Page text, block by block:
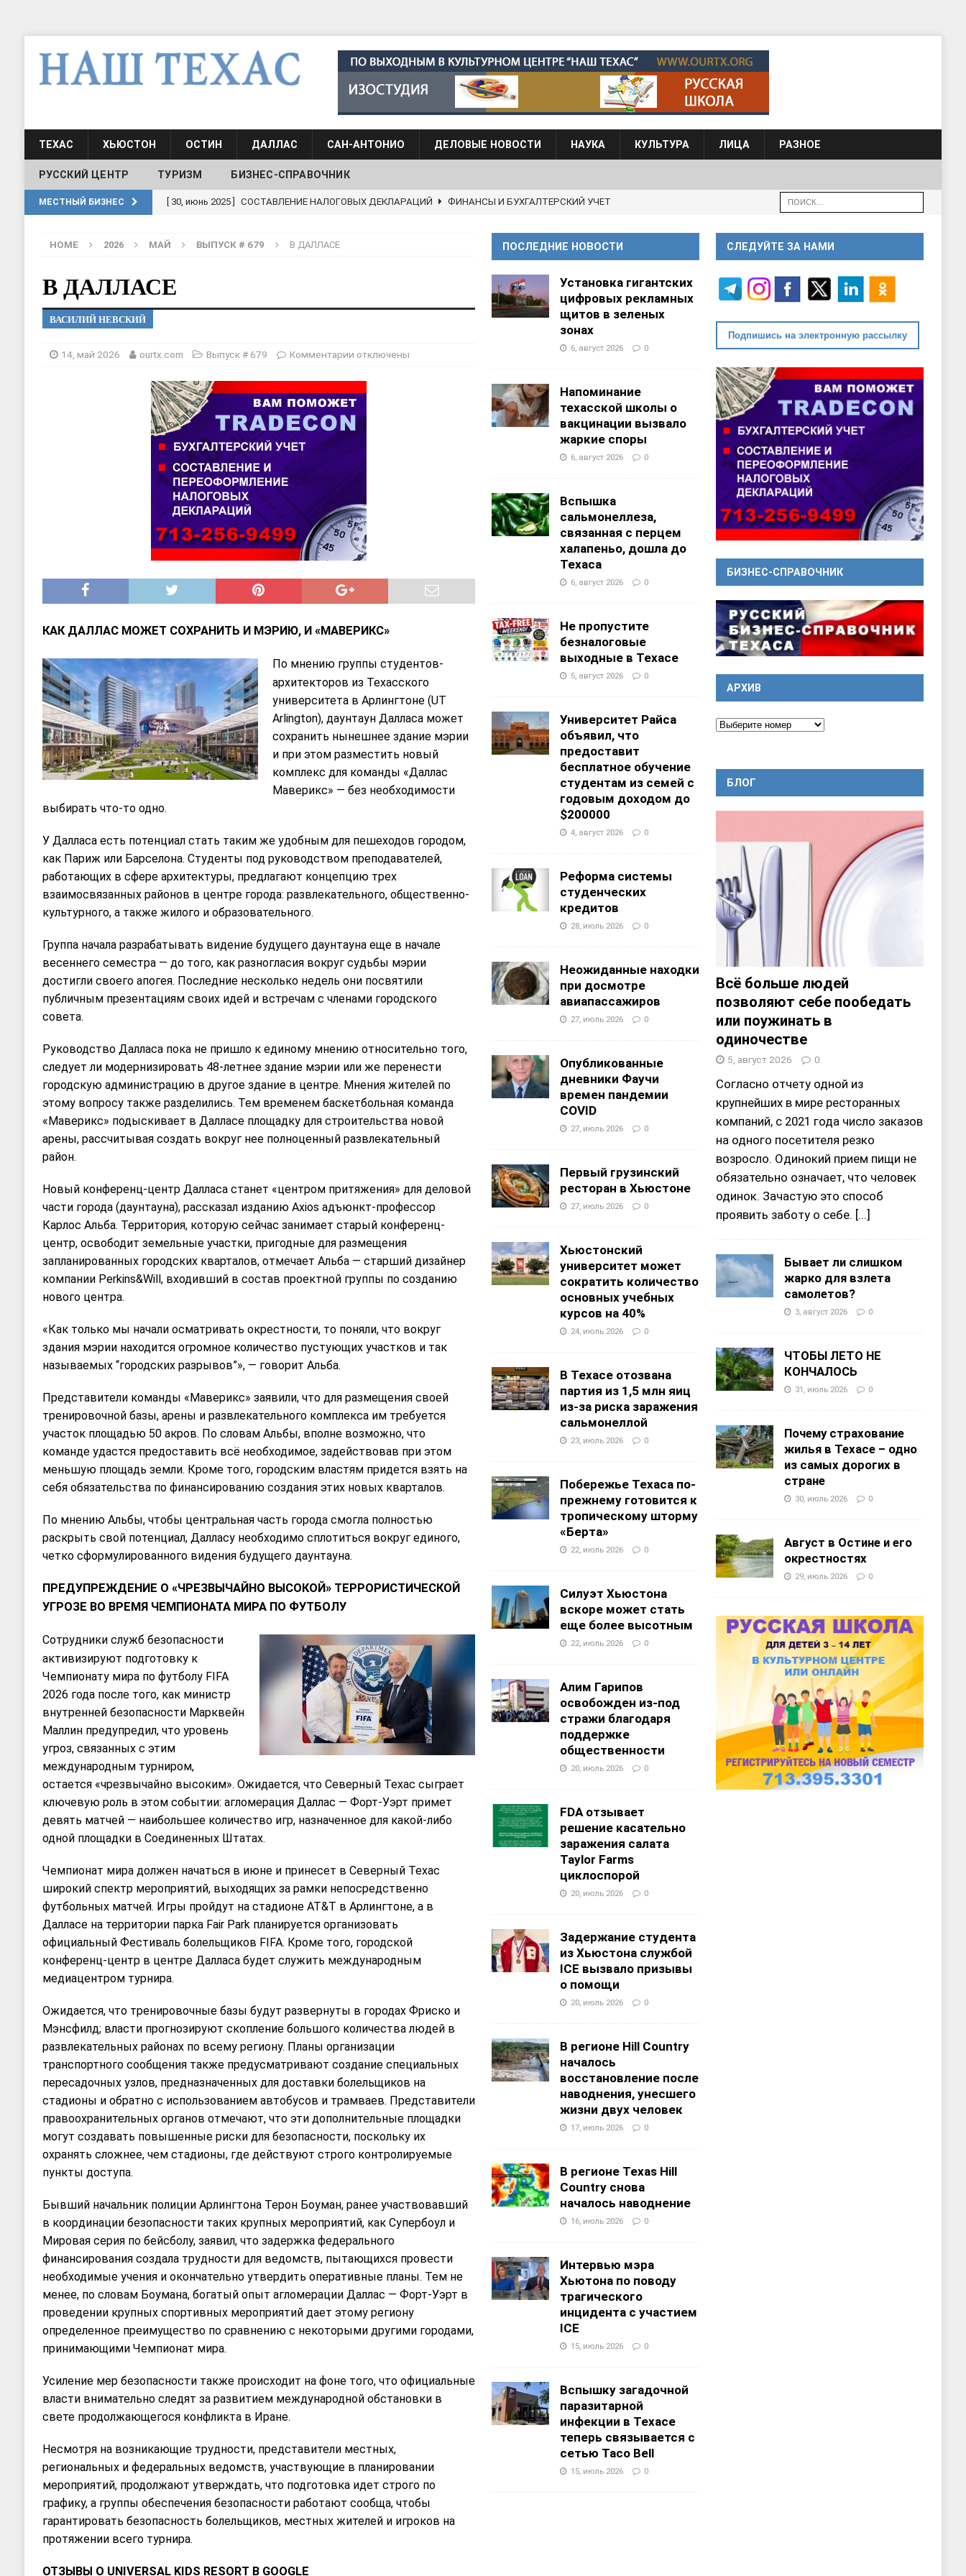
ТЕХАС ХЬЮСТОН ОСТИН ДАЛЛАС САН-АНТОНИО ДЕЛОВЫЕ НОВОСТИ НАУКА КУЛЬТУРА ЛИЦА РАЗНОЕ
РУССКИЙ ЦЕНТР ТУРИЗМ БИЗНЕС-СПРАВОЧНИК
МЕСТНЫЙ БИЗНЕС [ 19, июль 2017 ] Классы русского языка для взрослых при Культурном центре “Наш Техас”
[ 19, июль 2017 ] Школа русского языка при культурном центре “Наш Техас” ШКОЛЫ И
[ 30, июнь 2025 ] ФИНАНСЫ И БУХГАЛТЕРСКИЙ УЧЕТ
HOME 2026 МАЙ ВЫПУСК # 679 В ДАЛЛАСЕ
В ДАЛЛАСЕ
ВАСИЛИЙ НЕВСКИЙ
14, май 2026 ourtx.com Выпуск # 679 Комментарии отключены
КАК ДАЛЛАС МОЖЕТ СОХРАНИТЬ И МЭРИЮ, И «МАВЕРИКС»
По мнению группы студентов-
архитекторов из Техасского
университета в Арлингтоне (UT
Arlington), даунтаун Далласа может
сохранить нынешнее здание мэрии
и при этом разместить новый
комплекс для команды «Даллас
Маверикс» — без необходимости
выбирать что-то одно.
У Далласа есть потенциал стать таким же удобным для пешеходов городом,
как Париж или Барселона. Студенты под руководством преподавателей,
работающих в сфере архитектуры, предлагают концепцию трех
взаимосвязанных районов в центре города: развлекательного, общественно-
культурного, а также жилого и образовательного.
Группа начала разрабатывать видение будущего даунтауна еще в начале
весеннего семестра — до того, как разногласия вокруг судьбы мэрии
достигли своего апогея. Последние несколько недель они посвятили
публичным презентациям своих идей и встречам с членами городского
совета.
Руководство Далласа пока не пришло к единому мнению относительно того,
следует ли модернизировать 48-летнее здание мэрии или же перенести
городскую администрацию в другое здание в центре. Мнения жителей по
этому вопросу также разделились. Тем временем баскетбольная команда
«Маверикс» подыскивает в Далласе площадку для строительства новой
арены, рассчитывая создать вокруг нее полноценный развлекательный
район.
Новый конференц-центр Далласа станет «центром притяжения» для деловой
части города (даунтауна), рассказал изданию Axios адъюнкт-профессор
Карлос Альба. Территория, которую сейчас занимает старый конференц-
центр, освободит земельные участки, пригодные для размещения
запланированных городских кварталов, отмечает Альба — старший дизайнер
компании Perkins&Will, входивший в состав проектной группы по созданию
нового центра.
«Как только мы начали осматривать окрестности, то поняли, что вокруг
здания мэрии находится огромное количество пустующих участков и так
называемых “городских разрывов”», — говорит Альба.
Представители команды «Маверикс» заявили, что для размещения своей
тренировочной базы, арены и развлекательного комплекса им требуется
участок площадью 50 акров. По словам Альбы, вполне возможно, что
команде удастся предоставить всё необходимое, задействовав при этом
меньшую площадь земли. Кроме того, городским властям придется взять на
себя обязательства по финансированию создания этих новых кварталов.
По мнению Альбы, чтобы центральная часть города смогла полностью
раскрыть свой потенциал, Далласу необходимо сплотиться вокруг единого,
четко сформулированного видения будущего даунтауна.
ПРЕДУПРЕЖДЕНИЕ О «ЧРЕЗВЫЧАЙНО ВЫСОКОЙ» ТЕРРОРИСТИЧЕСКОЙ
УГРОЗЕ ВО ВРЕМЯ ЧЕМПИОНАТА МИРА ПО ФУТБОЛУ
Сотрудники служб безопасности
активизируют подготовку к
Чемпионату мира по футболу FIFA
2026 года после того, как министр
внутренней безопасности Марквейн
Маллин предупредил, что уровень
угроз, связанных с этим
международным турниром,
остается «чрезвычайно высоким». Ожидается, что Северный Техас сыграет
ключевую роль в этом событии: агломерация Даллас — Форт-Уэрт примет
девять матчей — наибольшее количество игр, назначенное для какой-либо
одной площадки в Соединенных Штатах.
Чемпионат мира должен начаться в июне и принесет в Северный Техас
широкий спектр мероприятий, выходящих за рамки непосредственно
футбольных матчей. Игры пройдут на стадионе AT&T в Арлингтоне, а в
Далласе на территории парка Fair Park планируется организовать
официальный Фестиваль болельщиков FIFA. Кроме того, городской
конференц-центр в центре Далласа будет служить международным
медиацентром турнира.
Ожидается, что тренировочные базы будут развернуты в городах Фриско и
Мэнсфилд; власти прогнозируют скопление большого количества людей в
развлекательных районах по всему региону. Планы организации
транспортного сообщения также предусматривают создание специальных
пересадочных узлов, предназначенных для доставки болельщиков на
стадионы и обратно с использованием автобусов и трамваев. Представители
правоохранительных органов отмечают, что эти дополнительные площадки
могут создавать повышенные риски для безопасности, поскольку их
охранять сложнее, чем стадионы, где действуют строго контролируемые
пункты доступа.
Бывший начальник полиции Арлингтона Терон Боуман, ранее участвовавший
в координации безопасности таких крупных мероприятий, как Супербоул и
Мировая серия по бейсболу, заявил, что задержка федерального
финансирования создала трудности для ведомств, пытающихся провести
необходимые учения и окончательно утвердить оперативные планы. Тем не
менее, по словам Боумана, богатый опыт агломерации Даллас — Форт-Уэрт в
проведении крупных спортивных мероприятий дает этому региону
определенное преимущество по сравнению с некоторыми другими городами,
принимающими Чемпионат мира.
Усиление мер безопасности также происходит на фоне того, что официальные
власти внимательно следят за развитием международной обстановки в
свете продолжающегося конфликта в Иране.
Несмотря на возникающие трудности, представители местных,
региональных и федеральных ведомств, участвующие в планировании
мероприятий, продолжают утверждать, что подготовка идет строго по
графику, а группы обеспечения безопасности работают сообща, чтобы
гарантировать безопасность болельщиков, местных жителей и игроков на
протяжении всего турнира.
ОТЗЫВЫ О UNIVERSAL KIDS RESORT В GOOGLE
ПОСЛЕДНИЕ НОВОСТИ
Установка гигантских
цифровых рекламных
щитов в зеленых
зонах
6, август 2026 0
Напоминание
техасской школы о
вакцинации вызвало
жаркие споры
6, август 2026 0
Вспышка
сальмонеллеза,
связанная с перцем
халапеньо, дошла до
Техаса
6, август 2026 0
Не пропустите
безналоговые
выходные в Техасе
5, август 2026 0
Университет Райса
объявил, что
предоставит
бесплатное обучение
студентам из семей с
годовым доходом до
$200000
4, август 2026 0
Реформа системы
студенческих
кредитов
28, июль 2026 0
Неожиданные находки
при досмотре
авиапассажиров
27, июль 2026 0
Опубликованные
дневники Фаучи
времен пандемии
COVID
27, июль 2026 0
Первый грузинский
ресторан в Хьюстоне
27, июль 2026 0
Хьюстонский
университет может
сократить количество
основных учебных
курсов на 40%
24, июль 2026 0
В Техасе отозвана
партия из 1,5 млн яиц
из-за риска заражения
сальмонеллой
23, июль 2026 0
Побережье Техаса по-
прежнему готовится к
тропическому шторму
«Берта»
22, июль 2026 0
Силуэт Хьюстона
вскоре может стать
еще более высотным
22, июль 2026 0
Алим Гарипов
освобожден из-под
стражи благодаря
поддержке
общественности
20, июль 2026 0
FDA отзывает
решение касательно
заражения салата
Taylor Farms
циклоспорой
20, июль 2026 0
Задержание студента
из Хьюстона службой
ICE вызвало призывы
о помощи
20, июль 2026 0
В регионе Hill Country
началось
восстановление после
наводнения, унесшего
жизни двух человек
17, июль 2026 0
В регионе Texas Hill
Country снова
началось наводнение
16, июль 2026 0
Интервью мэра
Хьютона по поводу
трагического
инцидента с участием
ICE
15, июль 2026 0
Вспышку загадочной
паразитарной
инфекции в Техасе
теперь связывается с
сетью Taco Bell
15, июль 2026 0
СЛЕДУЙТЕ ЗА НАМИ
Подпишись на электронную рассылку
БИЗНЕС-СПРАВОЧНИК
АРХИВ
БЛОГ
Всё больше людей
позволяют себе пообедать
или поужинать в
одиночестве
5, август 2026 0
Согласно отчету одной из
крупнейших в мире ресторанных
компаний, с 2021 года число заказов
на одного посетителя резко
возросло. Одинокий прием пищи не
обязательно означает, что человек
одинок. Зачастую это способ
проявить заботу о себе. [...]
Бывает ли слишком
жарко для взлета
самолетов?
3, август 2026 0
ЧТОБЫ ЛЕТО НЕ
КОНЧАЛОСЬ
31, июль 2026 0
Почему страхование
жилья в Техасе – одно
из самых дорогих в
стране
30, июль 2026 0
Август в Остине и его
окрестностях
29, июль 2026 0